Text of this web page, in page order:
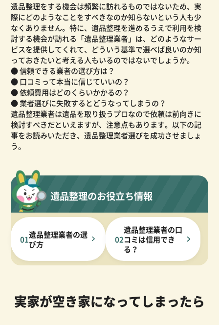
遺品整理をする機会は頻繁に訪れるものではないため、実
際にどのようなことをすべきなのか知らないという人も少
なくありません。特に、遺品整理を進めるうえで利用を検
討する機会が訪れる「遺品整理業者」は、どのようなサー
ビスを提供してくれて、どういう基準で選べば良いのか知
っておきたいと考える人もいるのではないでしょうか。
● 信頼できる業者の選び方は？
● 口コミって本当に信じていいの？
● 依頼費用はどのくらいかかるの？
● 業者選びに失敗するとどうなってしまうの？
遺品整理業者は遺品を取り扱うプロなので依頼は前向きに
検討すべきだといえますが、注意点もあります。以下の記
事をお読みいただき、遺品整理業者選びを成功させましょ
う。
遺品整理のお役立ち情報
01遺品整理業者の選
び方
02
遺品整理業者の口
コミは信用でき
る？
実家が空き家になってしまったら